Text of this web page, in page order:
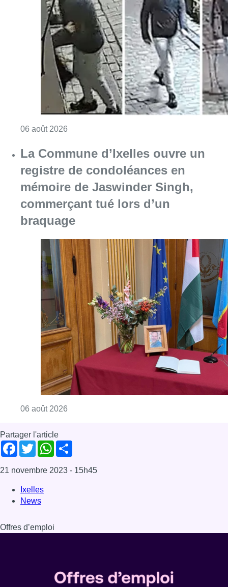
06 août 2026
La Commune d’Ixelles ouvre un
registre de condoléances en
mémoire de Jaswinder Singh,
commerçant tué lors d’un
braquage
06 août 2026
Partager l'article
Facebook
TwitterWhatsApp
21 novembre 2023 - 15h45
Ixelles
News
Offres d’emploi